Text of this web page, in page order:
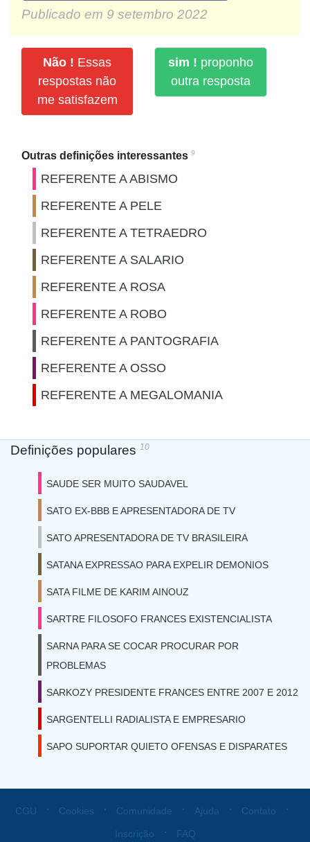
Publicado em 9 setembro 2022
Não ! Essas
respostas não
me satisfazem
sim ! proponho
outra resposta
Outras definições interessantes 9
REFERENTE A ABISMO
REFERENTE A PELE
REFERENTE A TETRAEDRO
REFERENTE A SALARIO
REFERENTE A ROSA
REFERENTE A ROBO
REFERENTE A PANTOGRAFIA
REFERENTE A OSSO
REFERENTE A MEGALOMANIA
Definições populares 10
SAUDE SER MUITO SAUDAVEL
SATO EX-BBB E APRESENTADORA DE TV
SATO APRESENTADORA DE TV BRASILEIRA
SATANA EXPRESSAO PARA EXPELIR DEMONIOS
SATA FILME DE KARIM AINOUZ
SARTRE FILOSOFO FRANCES EXISTENCIALISTA
SARNA PARA SE COCAR PROCURAR POR
PROBLEMAS
SARKOZY PRESIDENTE FRANCES ENTRE 2007 E 2012
SARGENTELLI RADIALISTA E EMPRESARIO
SAPO SUPORTAR QUIETO OFENSAS E DISPARATES
CGU ⋅ Cookies ⋅ Comunidade ⋅ Ajuda ⋅ Contato ⋅
Inscrição ⋅ FAQ